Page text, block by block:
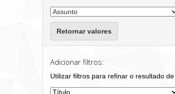
Retornar valores
Adicionar filtros:
Utilizar filtros para refinar o resultado de